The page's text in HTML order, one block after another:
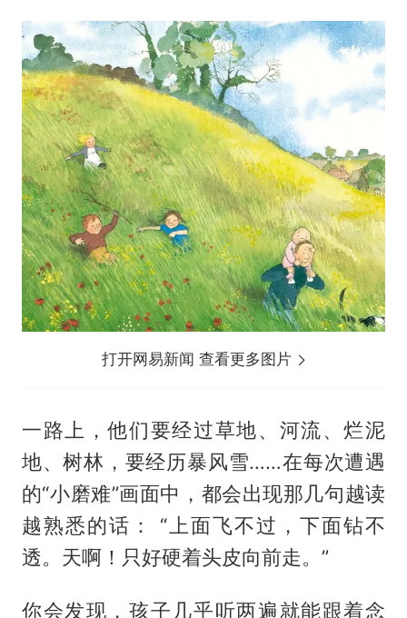
打开网易新闻 查看更多图片
一路上，他们要经过草地、河流、烂泥
地、树林，要经历暴风雪……在每次遭遇
的“小磨难”画面中，都会出现那几句越读
越熟悉的话： “上面飞不过，下面钻不
透。天啊！只好硬着头皮向前走。”
你会发现，孩子几乎听两遍就能跟着念